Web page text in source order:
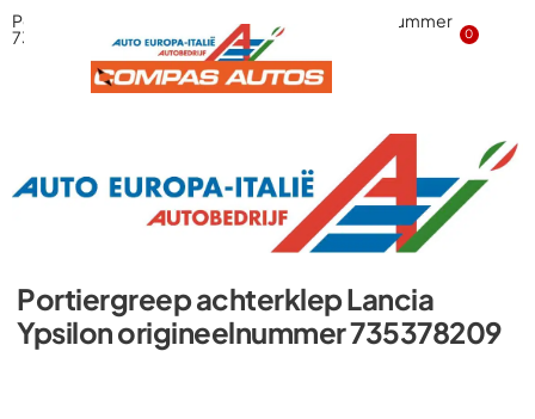
0
Portiergreep achterklep Lancia Ypsilon origineelnummer
735378209
Portiergreep achterklep Lancia
Ypsilon origineelnummer 735378209